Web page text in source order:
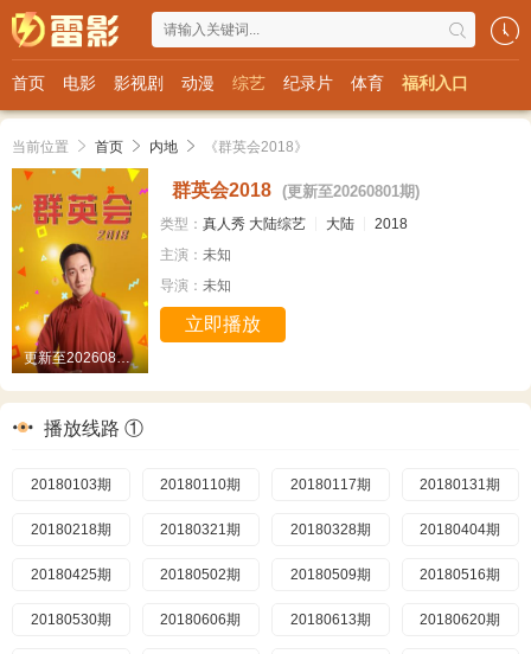
首页 电影 影视剧 动漫 综艺 纪录片 体育 福利入口
当前位置 首页 内地 《群英会2018》
更新至20260801期
群英会2018 (更新至20260801期)
类型： 真人秀 大陆综艺 大陆
2018
主演： 未知
导演： 未知
立即播放
播放线路 ①
20180103期 20180110期 20180117期 20180131期
20180218期 20180321期 20180328期 20180404期
20180425期 20180502期 20180509期 20180516期
20180530期 20180606期 20180613期 20180620期